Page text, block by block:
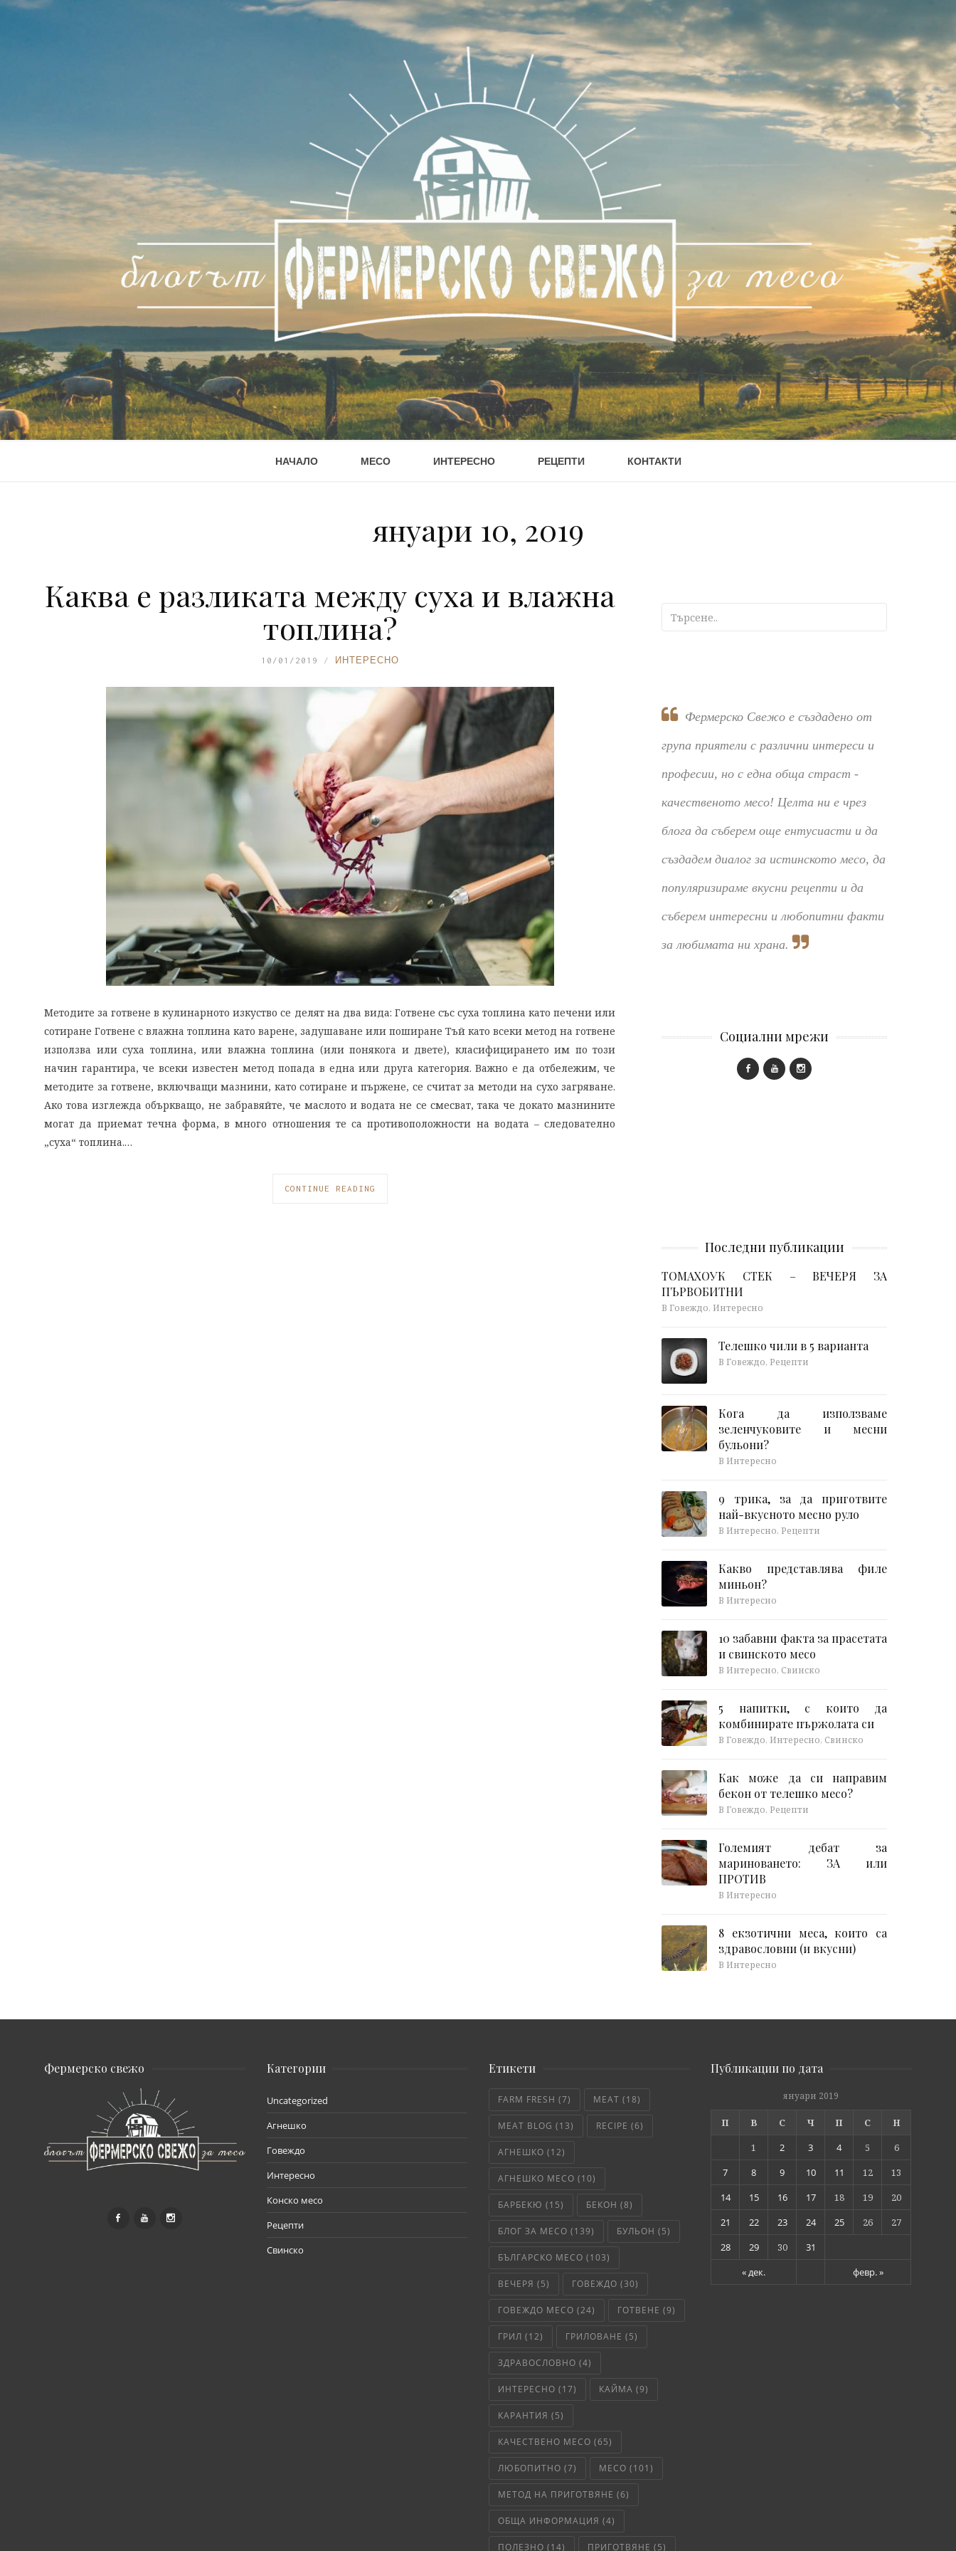
НАЧАЛО МЕСО ИНТЕРЕСНО РЕЦЕПТИ КОНТАКТИ
януари 10, 2019
Каква е разликата между суха и влажна
топлина?
10/01/2019 ИНТЕРЕСНО
Методите за готвене в кулинарното изкуство се делят на два вида: Готвене със суха топлина като печени или
сотиране Готвене с влажна топлина като варене, задушаване или поширане Тъй като всеки метод на готвене
използва или суха топлина, или влажна топлина (или понякога и двете), класифицирането им по този
начин гарантира, че всеки известен метод попада в една или друга категория. Важно е да отбележим, че
методите за готвене, включващи мазнини, като сотиране и пържене, се считат за методи на сухо загряване.
Ако това изглежда объркващо, не забравяйте, че маслото и водата не се смесват, така че докато мазнините
могат да приемат течна форма, в много отношения те са противоположности на водата – следователно
„суха“ топлина.…
CONTINUE READING
Фермерско Свежо е създадено от
група приятели с различни интереси и
професии, но с една обща страст -
качественото месо! Целта ни е чрез
блога да съберем още ентусиасти и да
създадем диалог за истинското месо, да
популяризираме вкусни рецепти и да
съберем интересни и любопитни факти
за любимата ни храна.
Социални мрежи
Последни публикации
ТОМАХОУК СТЕК – ВЕЧЕРЯ ЗА
ПЪРВОБИТНИ
В Говеждо, Интересно
Телешко чили в 5 варианта
В Говеждо, Рецепти
Кога да използваме
зеленчуковите и месни
бульони?
В Интересно
9 трика, за да приготвите
най-вкусното месно руло
В Интересно, Рецепти
Какво представлява филе
миньон?
В Интересно
10 забавни факта за прасетата
и свинското месо
В Интересно, Свинско
5 напитки, с които да
комбинирате пържолата си
В Говеждо, Интересно, Свинско
Как може да си направим
бекон от телешко месо?
В Говеждо, Рецепти
Големият дебат за
мариноването: ЗА или
ПРОТИВ
В Интересно
8 екзотични меса, които са
здравословни (и вкусни)
В Интересно
Фермерско свежо Категории
Uncategorized
Агнешко
Говеждо
Интересно
Конско месо
Рецепти
Свинско
Етикети
FARM FRESH (7) MEAT (18)
MEAT BLOG (13) RECIPE (6)
АГНЕШКО (12)
АГНЕШКО МЕСО (10)
БАРБЕКЮ (15) БЕКОН (8)
БЛОГ ЗА МЕСО (139) БУЛЬОН (5)
БЪЛГАРСКО МЕСО (103)
ВЕЧЕРЯ (5) ГОВЕЖДО (30)
ГОВЕЖДО МЕСО (24) ГОТВЕНЕ (9)
ГРИЛ (12) ГРИЛОВАНЕ (5)
ЗДРАВОСЛОВНО (4)
ИНТЕРЕСНО (17) КАЙМА (9)
КАРАНТИЯ (5)
КАЧЕСТВЕНО МЕСО (65)
ЛЮБОПИТНО (7) МЕСО (101)
МЕТОД НА ПРИГОТВЯНЕ (6)
ОБЩА ИНФОРМАЦИЯ (4)
ПОЛЕЗНО (14) ПРИГОТВЯНЕ (5)
Публикации по дата
януари 2019
П В С Ч П С Н
« дек. февр. »
1 2 3 4 5
6
7
8 9 10 11 12
13
14
15 16 17 18 19
20
21
22 23 24 25 26
27
28
29 30 31